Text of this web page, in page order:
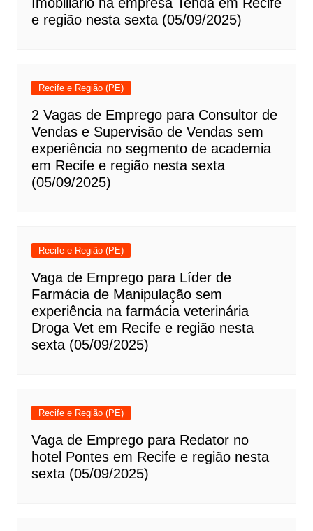
e região nesta sexta (05/09/2025)
Recife e Região (PE)
2 Vagas de Emprego para Consultor de
Vendas e Supervisão de Vendas sem
experiência no segmento de academia
em Recife e região nesta sexta
(05/09/2025)
Recife e Região (PE)
Vaga de Emprego para Líder de
Farmácia de Manipulação sem
experiência na farmácia veterinária
Droga Vet em Recife e região nesta
sexta (05/09/2025)
Recife e Região (PE)
Vaga de Emprego para Redator no
hotel Pontes em Recife e região nesta
sexta (05/09/2025)